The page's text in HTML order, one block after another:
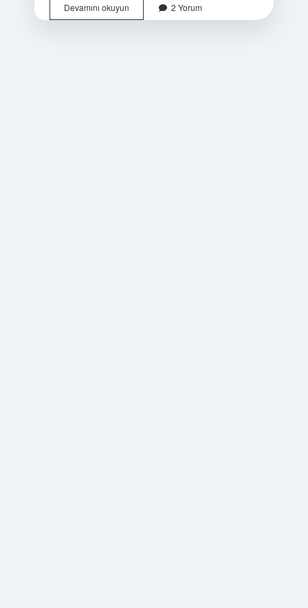
Devamını okuyunKamer
Vakfı
2 Yorum